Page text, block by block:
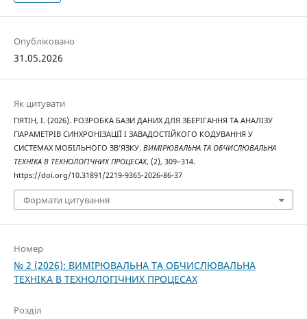
Опубліковано
31.05.2026
Як цитувати
ПЯТІН, І. (2026). РОЗРОБКА БАЗИ ДАНИХ ДЛЯ ЗБЕРІГАННЯ ТА АНАЛІЗУ
ПАРАМЕТРІВ СИНХРОНІЗАЦІЇ І ЗАВАДОСТІЙКОГО КОДУВАННЯ У
СИСТЕМАХ МОБІЛЬНОГО ЗВ’ЯЗКУ. ВИМІРЮВАЛЬНА ТА ОБЧИСЛЮВАЛЬНА
ТЕХНІКА В ТЕХНОЛОГІЧНИХ ПРОЦЕСАХ, (2), 309–314.
https://doi.org/10.31891/2219-9365-2026-86-37
Формати цитування
Номер
№ 2 (2026): ВИМІРЮВАЛЬНА ТА ОБЧИСЛЮВАЛЬНА
ТЕХНІКА В ТЕХНОЛОГІЧНИХ ПРОЦЕСАХ
Розділ